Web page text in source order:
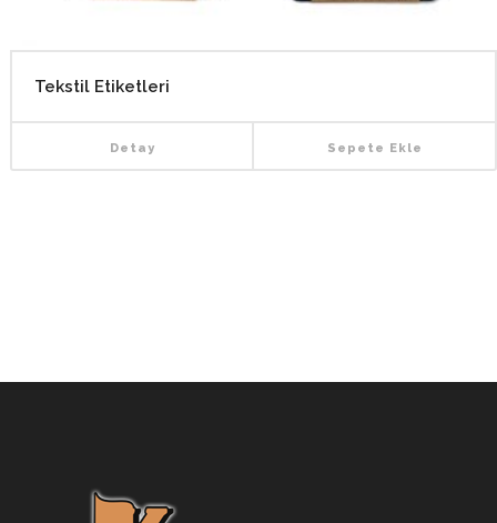
Tekstil Etiketleri
Detay Sepete Ekle